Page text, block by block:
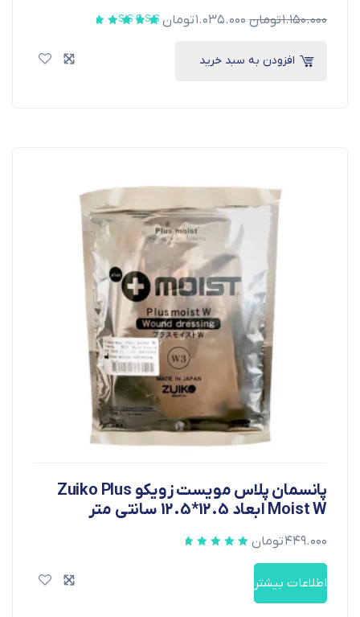
۱.۱۵۰.۰۰۰تومان ۱.۰۳۵.۰۰۰تومان
افزودن به سبد خرید
پانسمان پلاس مویست زویکو Zuiko Plus
Moist W ابعاد 12.5*12.5 سانتی متر
۴۴۹.۰۰۰تومان
اطلاعات بیشتر